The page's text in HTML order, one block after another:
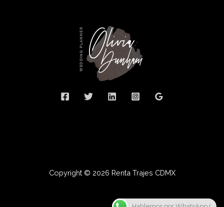
Copyright © 2026 Renta Trajes CDMX